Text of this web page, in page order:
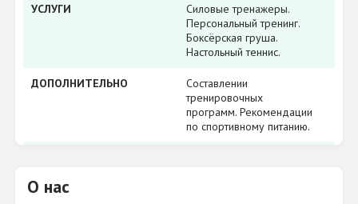
О нас
УСЛУГИ
Силовые тренажеры.
Персональный тренинг.
Боксёрская груша.
Настольный теннис.
ДОПОЛНИТЕЛЬНО
Составлении
тренировочных
программ. Рекомендации
по спортивному питанию.